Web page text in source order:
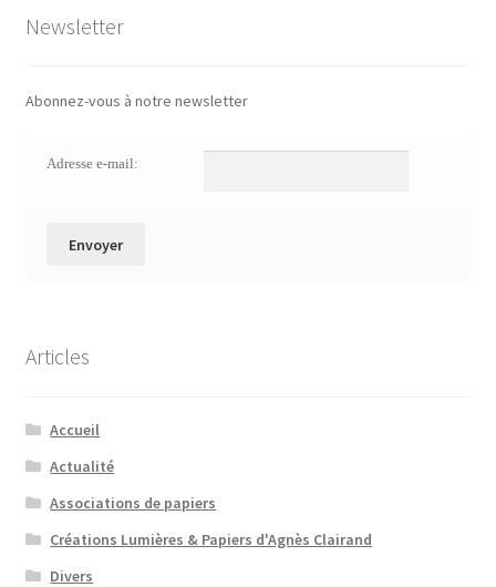
Newsletter
Abonnez-vous à notre newsletter
Adresse e-mail:
Articles
Accueil
Actualité
Associations de papiers
Créations Lumières & Papiers d'Agnès Clairand
Divers